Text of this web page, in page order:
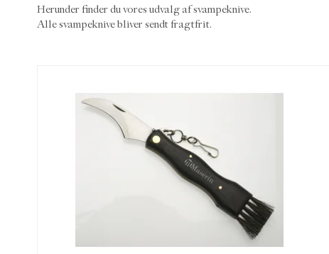
Herunder finder du vores udvalg af svampeknive.
Alle svampeknive bliver sendt fragtfrit.